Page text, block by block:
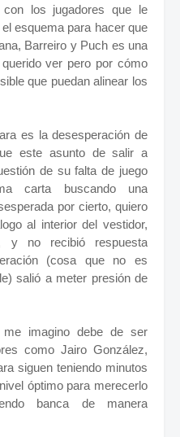
los jugadores que le
esquema para hacer que
Barreiro y Puch es una
ver pero por cómo
que puedan alinear los
es la desesperación de
este asunto de salir a
de su falta de juego
carta buscando una
por cierto, quiero
al interior del vestidor,
y no recibió respuesta
(cosa que no es
salió a meter presión de
imagino debe de ser
como Jairo González,
siguen teniendo minutos
óptimo para merecerlo
banca de manera